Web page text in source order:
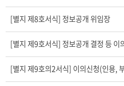
[별지 제8호서식] 정보공개 위임장
[별지 제9호서식] 정보공개 결정 등 이
[별지 제9호의2서식] 이의신청(인용,